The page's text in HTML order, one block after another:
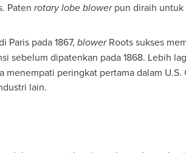
Paten rotary lobe blowerpun diraih untuk
Parispada 1867, blowerRoots sukses
sebelum dipatenkan pada 1868. Lebih
menempati peringkat pertama dalam
lain.